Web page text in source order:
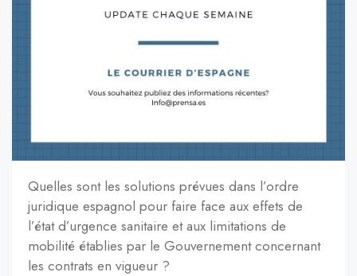
Quelles sont les solutions prévues dans l’ordre
juridique espagnol pour faire face aux effets de
l’état d’urgence sanitaire et aux limitations de
mobilité établies par le Gouvernement concernant
les contrats en vigueur ?